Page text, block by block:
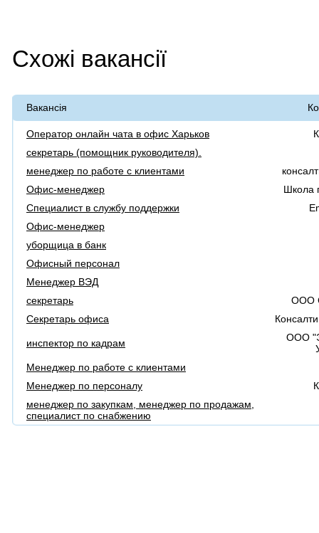
Схожі вакансії
Вакансія
Оператор онлайн чата в офис Харьков
секретарь (помощник руководителя).
менеджер по работе с клиентами
Офис-менеджер
Школа
Специалист в службу поддержки
Офис-менеджер
уборщица в банк
Офисный персонал
Менеджер ВЭД
секретарь
ООО
Секретарь офиса
инспектор по кадрам
ООО
Менеджер по работе с клиентами
Менеджер по персоналу
менеджер по закупкам, менеджер по продажам,
специалист по снабжению